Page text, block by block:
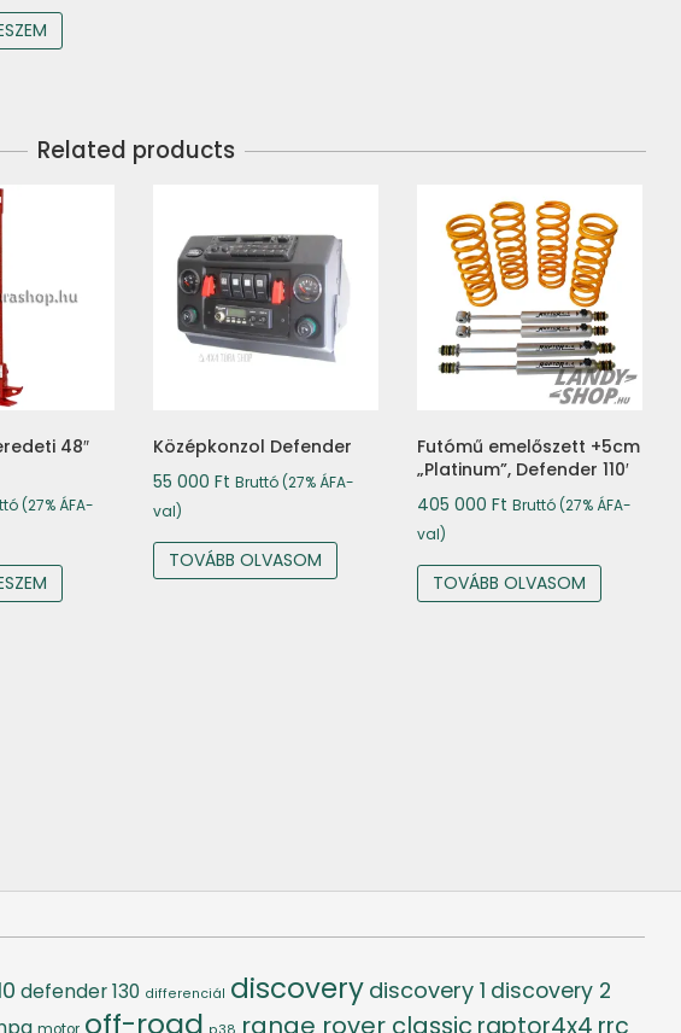
Related products
48″
(27% ÁFA-
Középkonzol Defender
55 000Ft Bruttó (27% ÁFA-
val)
TOVÁBB OLVASOM
Futómű emelőszett +5cm
„Platinum”, Defender 110′
405 000Ft Bruttó (27% ÁFA-
val)
TOVÁBB OLVASOM
defender 130 differenciál discovery discovery 1 discovery 2
off-road range rover classic raptor4x4 rrc